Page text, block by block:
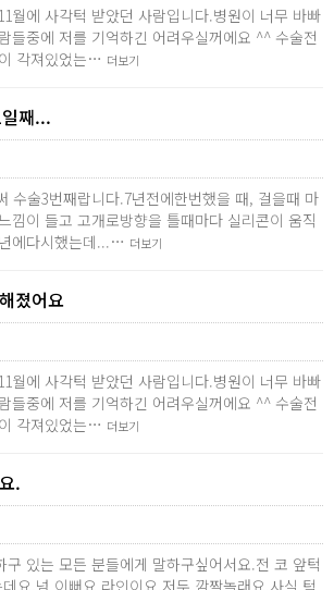
월에 사각턱 받았던 사람입니다.병원이 너무 바빠
들중에 저를 기억하긴 어려우실꺼에요 ^^ 수술전
각져있었는… 더보기
째...
수술3번째랍니다.7년전에한번했을 때, 걸을때 마
낌이 들고 고개로방향을 틀때마다 실리콘이 움직
에다시했는데...… 더보기
졌어요
월에 사각턱 받았던 사람입니다.병원이 너무 바빠
들중에 저를 기억하긴 어려우실꺼에요 ^^ 수술전
각져있었는… 더보기
.
구 있는 모든 분들에게 말하구싶어서요.전 코 앞턱
요.넘 이뻐요 라인이요.저두 깜짝놀래요.사실 턱